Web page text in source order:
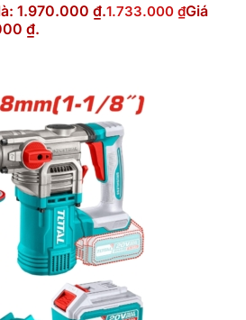
1.970.000 ₫.1.733.000 ₫Giá
₫.